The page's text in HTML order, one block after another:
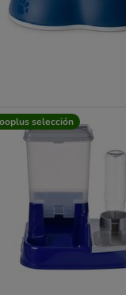
selección